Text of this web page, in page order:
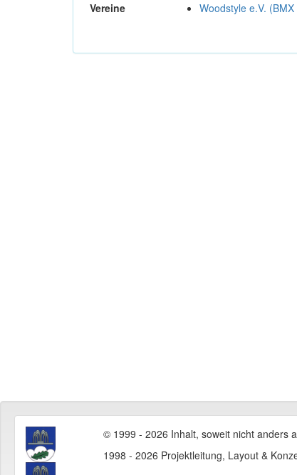
Vereine
Woodstyle e.V.
© 1999 - 2026 Inhalt, soweit nicht anders
1998 - 2026 Projektleitung, Layout &